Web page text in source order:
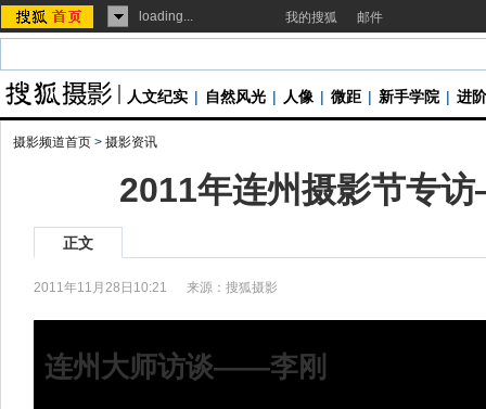
loading... 我的搜狐 邮件
人文纪实 | 自然风光 | 人像 | 微距 | 新手学院 | 进
摄影频道首页 > 摄影资讯
2011年连州摄影节专
正文
2011年11月28日10:21 来源： 搜狐摄影
连州大师访谈——李刚